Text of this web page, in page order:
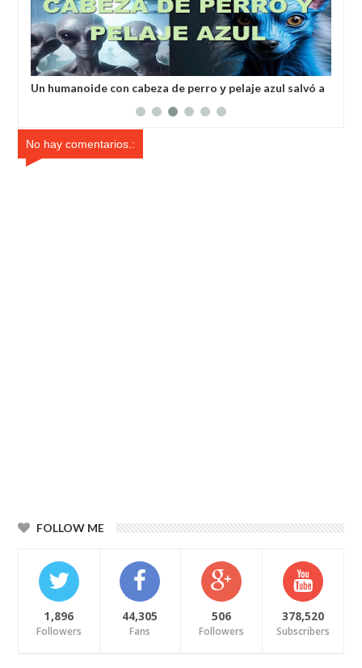
Un humanoide con cabeza de perro у pelaje azul salvó a
No hay comentarios.:
FOLLOW ME
1,896
Followers
44,305
Fans
506
Followers
378,520
Subscribers